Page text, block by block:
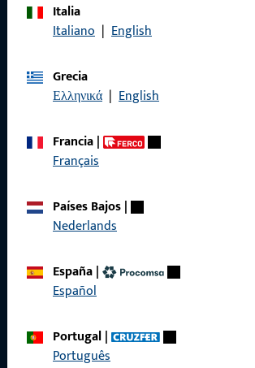
Italia
Italiano | English
Grecia
Ελληνικά | English
Francia|
Français
Países Bajos|
Nederlands
España|
Español
Portugal|
Português
Protección de datos
Acceso rápido
Sobre nosotros
Referencias